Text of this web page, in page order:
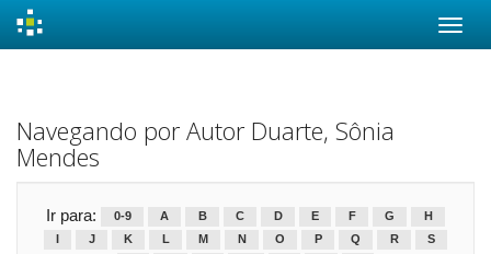
Navegando por Autor Duarte, Sônia
Mendes
Ir para: 0-9 A B C D E F G
H
J K L M N O P Q R
S